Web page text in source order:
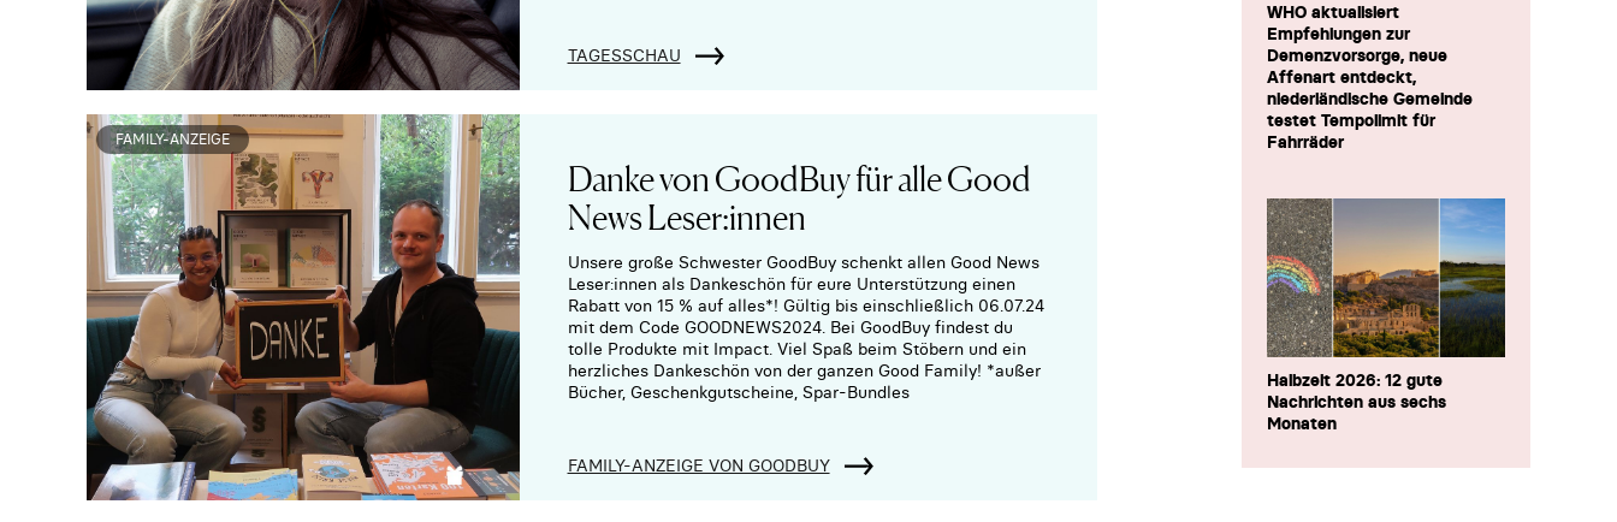
TAGESSCHAU
FAMILY-ANZEIGE
Danke von GoodBuy für alle Good
News Leser:innen
Unsere große Schwester GoodBuy schenkt allen Good News
Leser:innen als Dankeschön für eure Unterstützung einen
Rabatt von 15 % auf alles*! Gültig bis einschließlich 06.07.24
mit dem Code GOODNEWS2024. Bei GoodBuy findest du
tolle Produkte mit Impact. Viel Spaß beim Stöbern und ein
herzliches Dankeschön von der ganzen Good Family! *außer
Bücher, Geschenkgutscheine, Spar-Bundles
FAMILY-ANZEIGE VON GOODBUY
WHO aktualisiert
Empfehlungen zur
Demenzvorsorge, neue
Affenart entdeckt,
niederländische Gemeinde
testet Tempolimit für
Fahrräder
Halbzeit 2026: 12 gute
Nachrichten aus sechs
Monaten